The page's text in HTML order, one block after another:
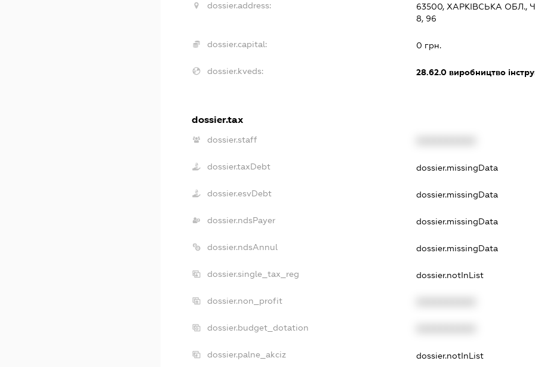
dossier.address:
63500, ХАРКІВСЬКА ОБЛ.,
8, 96
dossier.capital: 0 грн.
dossier.kveds: 28.62.0 виробництво
dossier.tax
dossier.staff
dossier.taxDebt dossier.missingData
dossier.esvDebt dossier.missingData
dossier.ndsPayer dossier.missingData
dossier.ndsAnnul dossier.missingData
dossier.single_tax_reg dossier.notInList
dossier.non_profit
dossier.budget_dotation
dossier.palne_akciz dossier.notInList